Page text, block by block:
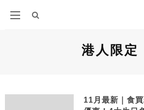
港人限定
11月最新｜食